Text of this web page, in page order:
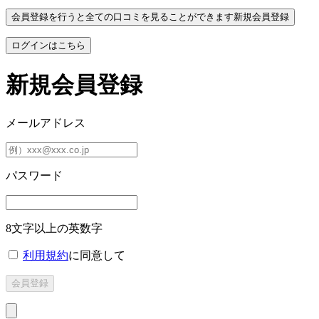
会員登録を行うと全ての口コミを見ることができます新規会員登録
ログインはこちら
新規会員登録
メールアドレス
パスワード
8文字以上の英数字
利用規約に同意して